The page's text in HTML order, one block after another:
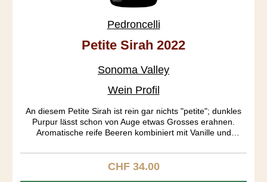
Pedroncelli
Petite Sirah 2022
Sonoma Valley
Wein Profil
An diesem Petite Sirah ist rein gar nichts "petite"; dunkles
Purpur lässt schon von Auge etwas Grosses erahnen.
Aromatische reife Beeren kombiniert mit Vanille und
entwickeln sich Heidelbeer, dunkle Schokolade und Pfeffer.
Full body mit einem gerüttelt Mass an Tanninen und ein
Regulärer Preis:
CHF 34.00